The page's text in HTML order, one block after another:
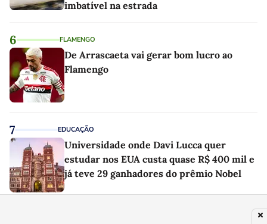
imbatível na estrada
6 FLAMENGO
De Arrascaeta vai gerar bom lucro ao
Flamengo
7 EDUCAÇÃO
Universidade onde Davi Lucca quer
estudar nos EUA custa quase R$ 400 mil e
já teve 29 ganhadores do prêmio Nobel